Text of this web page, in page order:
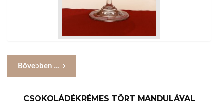
Bővebben ...
CSOKOLÁDÉKRÉMES TÖRT MANDULÁVAL